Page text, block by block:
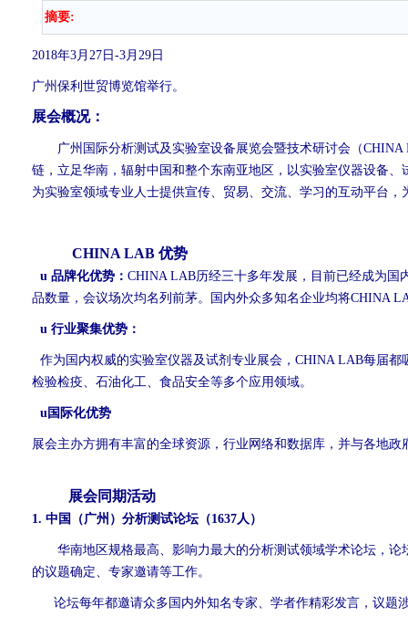
摘要:
2018年3月27日-3月29日
广州保利世贸博览馆举行。
展会概况：
广州国际分析测试及实验室设备展览会暨技术研讨会（
链，立足华南，辐射中国和整个东南亚地区，以实验室仪器设备
为实验室领域专业人士提供宣传、贸易、交流、学习的互动平台，
CHINA LAB 优势
u 品牌化优势： CHINA LAB历经三十多年发展，目前已经成为国
品数量，会议场次均名列前茅。国内外众多知名企业均将CHINA
u 行业聚集优势：
作为国内权威的实验室仪器及试剂专业展会，CHINA LAB每届
检验检疫、石油化工、食品安全等多个应用领域。
u国际化优势
展会主办方拥有丰富的全球资源，行业网络和数据库，并与各地
展会同期活动
1. 中国（广州）分析测试论坛（1637人）
华南地区规格最高、影响力最大的分析测试领域学术论坛，
的议题确定、专家邀请等工作。
论坛每年都邀请众多国内外知名专家、学者作精彩发言，议